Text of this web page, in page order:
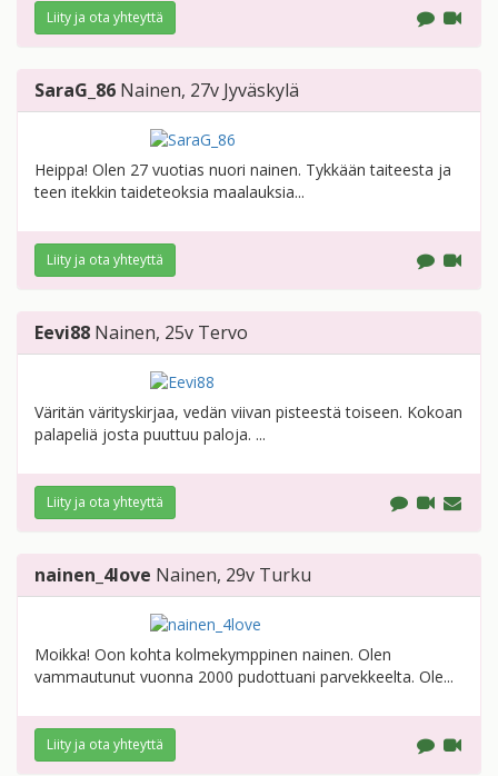
Liity ja ota yhteyttä
SaraG_86 Nainen, 27v Jyväskylä
Heippa! Olen 27 vuotias nuori nainen. Tykkään taiteesta ja
teen itekkin taideteoksia maalauksia...
Liity ja ota yhteyttä
Eevi88 Nainen, 25v Tervo
Väritän värityskirjaa, vedän viivan pisteestä toiseen. Kokoan
palapeliä josta puuttuu paloja. ...
Liity ja ota yhteyttä
nainen_4love Nainen, 29v Turku
Moikka! Oon kohta kolmekymppinen nainen. Olen
vammautunut vuonna 2000 pudottuani parvekkeelta. Ole...
Liity ja ota yhteyttä